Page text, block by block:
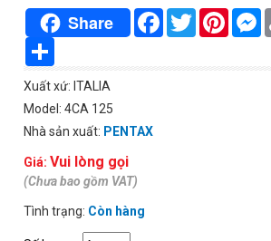
Share FacebookTwitter
Xuất xứ: ITALIA
Model: 4CA 125
Nhà sản xuất: PENTAX
Giá: Vui lòng gọi
(Chưa bao gồm VAT)
Tình trạng: Còn hàng